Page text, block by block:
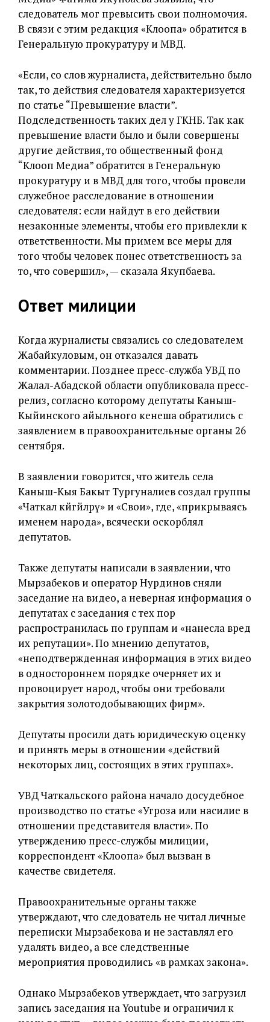
следователь мог превысить свои полномочия.
В связи с этим редакция «Клоопа» обратится в
Генеральную прокуратуру и МВД.
«Если, со слов журналиста, действительно было
так, то действия следователя характеризуется
по статье “Превышение власти”.
Подследственность таких дел у ГКНБ. Так как
превышение власти было и были совершены
другие действия, то общественный фонд
“Клооп Медиа” обратится в Генеральную
прокуратуру и в МВД для того, чтобы провели
служебное расследование в отношении
следователя: если найдут в его действии
незаконные элементы, чтобы его привлекли к
ответственности. Мы примем все меры для
того чтобы человек понес ответственность за
то, что совершил», — сказала Якупбаева.
Ответ милиции
Когда журналисты связались со следователем
Жабайкуловым, он отказался давать
комментарии. Позднее пресс-служба УВД по
Жалал-Абадской области опубликовала пресс-
релиз, согласно которому депутаты Каныш-
Кыйинского айыльного кенеша обратились с
заявлением в правоохранительные органы 26
сентября.
В заявлении говорится, что житель села
Каныш-Кыя Бакыт Тургуналиев создал группы
«Чаткал көйгөйлөрү» и «Свои», где, «прикрываясь
именем народа», всячески оскорблял
депутатов.
Также депутаты написали в заявлении, что
Мырзабеков и оператор Нурдинов сняли
заседание на видео, а неверная информация о
депутатах с заседания с тех пор
распространилась по группам и «нанесла вред
их репутации». По мнению депутатов,
«неподтвержденная информация в этих видео
в одностороннем порядке очерняет их и
провоцирует народ, чтобы они требовали
закрытия золотодобывающих фирм».
Депутаты просили дать юридическую оценку
и принять меры в отношении «действий
некоторых лиц, состоящих в этих группах».
УВД Чаткальского района начало досудебное
производство по статье «Угроза или насилие в
отношении представителя власти». По
утверждению пресс-службы милиции,
корреспондент «Клоопа» был вызван в
качестве свидетеля.
Правоохранительные органы также
утверждают, что следователь не читал личные
переписки Мырзабекова и не заставлял его
удалять видео, а все следственные
мероприятия проводились «в рамках закона».
Однако Мырзабеков утверждает, что загрузил
запись заседания на Youtube и ограничил к